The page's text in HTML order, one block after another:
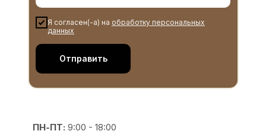
ПН-ПТ: 9:00 - 18:00
Я согласен(-а) на обработку персональных
данных
Отправить